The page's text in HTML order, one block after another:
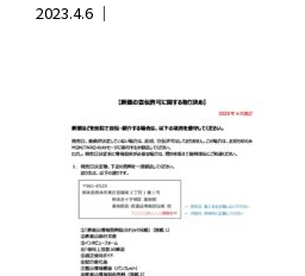
2023.4.6 ｜